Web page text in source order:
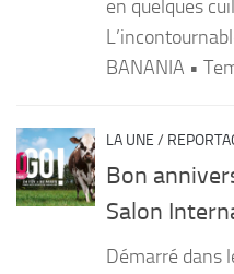
en quelques
BANANIA •
LA UNE /
Bon
Salon
Démarré dans